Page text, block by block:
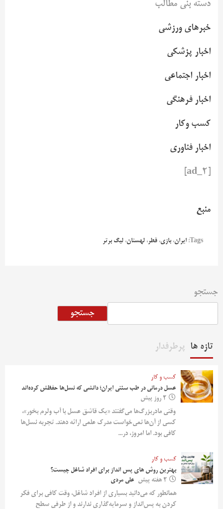
دسته بنی مطالب
خبرهای ورزشی
اخبار پزشکی
اخبار اجتماعی
اخبار فرهنگی
کسب وکار
اخبار فناوری
منبع
Tags: ایران، بازی، قطر ، لهستان، لیگ برتر
جستجو
جستجو
تازه ها پرطرفدار
کسب و کار
عسل درمانی در طب سنتی ایران؛ دانشی که نسل‌ها حفظش کرده‌اند
2 روز پیش
وقتی مادربزرگ‌ها می‌گفتند «یک قاشق عسل با آب ولرم بخور»،
کسی از آن‌ها نمی‌خواست مدرک علمی ارائه دهند. تجربه نسل‌ها
کافی بود. اما امروز، در...
کسب و کار
بهترین روش‌ های پس‌ انداز برای افراد شاغل چیست؟
2 هفته پیش
علی مردی
همانطور که می‌دانید بسیاری از افراد شاغل، وقت کافی برای فکر
کردن به پس‌انداز و سرمایه‌گذاری ندارند و از طرفی سطح